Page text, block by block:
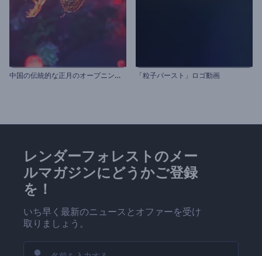
中
国の伝統的な正月のオープニング動画 「粒子バースト」ロゴ動画
レンダーフォレストのメー
ルマガジンにどうかご登録
を！
いち早く最新のニュースとオファーを受け
取りましょう。